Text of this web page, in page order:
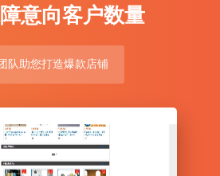
障意向客户数量
队助您打造爆款店铺